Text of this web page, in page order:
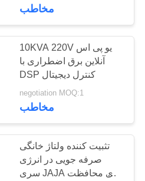
آنلاین
20
مخاطب
10KVA 220V یو پی اس
آنلاین برق اضطراری با
DSP کنترل دیجیتال
negotiation MOQ:1
مخاطب
تثبیت کننده ولتاژ خانگی
صرفه جویی در انرژی
سری JAJA برای محافظت